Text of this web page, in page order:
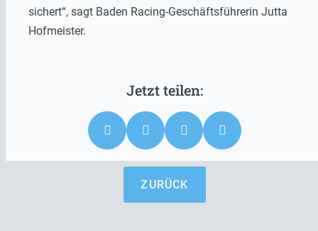
sichert“, sagt Baden Racing-Geschäftsführerin Jutta
Hofmeister.
ZURÜCK